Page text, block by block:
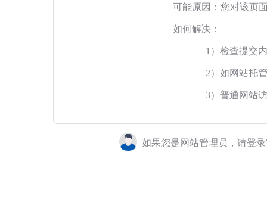
可能原因：您对该页
如何解决：
1）检查提交
2）如网站托
3）普通网站
如果您是网站管理员，请登